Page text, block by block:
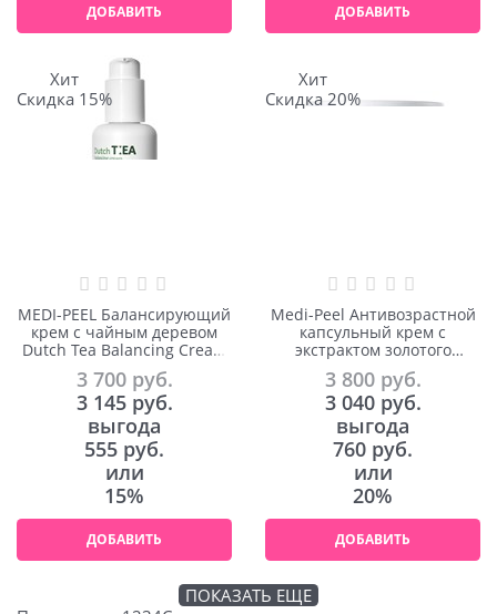
ДОБАВИТЬ ДОБАВИТЬ
Хит
Скидка 15%
MEDI-PEEL Балансирующий
крем с чайным деревом
Dutch Tea Balancing Cream
3 700 руб.
3 145 руб.
выгода
555 руб.
или
15%
ДОБАВИТЬ
Хит
Скидка 20%
Medi-Peel Антивозрастной
капсульный крем с
экстрактом золотого
шелкопряда Gold Age Tox
Cream 50ml
3 800 руб.
3 040 руб.
выгода
760 руб.
или
20%
ДОБАВИТЬ
ПОКАЗАТЬ ЕЩЕ